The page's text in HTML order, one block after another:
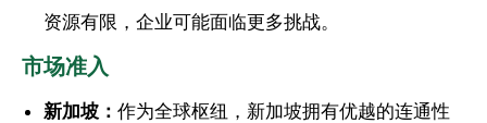
资源有限，企业可能面临更多挑战。
市场准入
新加坡： 作为全球枢纽，新加坡拥有优越的连通性